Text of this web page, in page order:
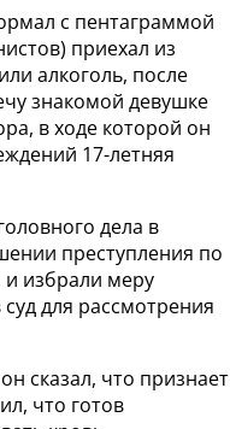
с пентаграммой
приехал из
алкоголь, после
знакомой девушке
в ходе которой он
17-летняя
дела в
преступления по
и избрали меру
для рассмотрения
сказал, что признает
что готов